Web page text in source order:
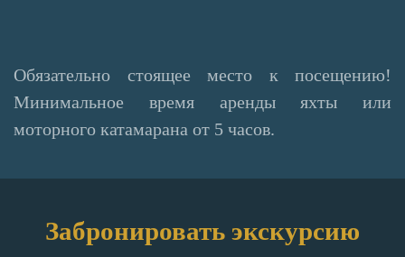
Обязательно стоящее место к посещению!
Минимальное время аренды яхты или
моторного катамарана от 5 часов.
Забронировать экскурсию